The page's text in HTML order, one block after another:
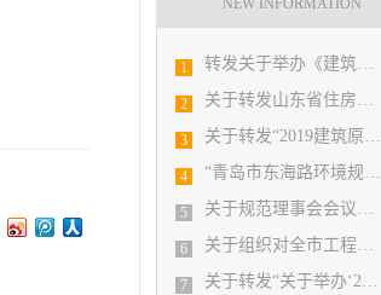
NEW INFORMATION
1 转发关于举办《建筑电气与智能化通用规范》 GB55024-2022公益宣贯的通知
2 关于转发山东省住房和城乡建设厅《关于2019年度山东省优秀工程勘察设计竞赛和泰山奖•美丽村居建筑设计大赛优胜项目提名的公示》的通知
3 关于转发“2019建筑原创设计论坛”的通知
4 “青岛市东海路环境规划工程”入选全国勘察设计行业庆祝新中国成立70周年系列推举活动优秀园林设计项目
5 关于规范理事会会议题申报格式及流程的情况说明
6 关于组织对全市工程勘察设计单位进行BIM技术应用现状调查的通知
7 关于转发“关于举办‘2020年勘察设计结构工程师专业技术提升培训班’的通知”的通知